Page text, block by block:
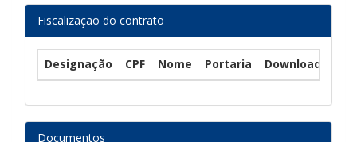
Fiscalização do contrato
Designação CPF Nome Portaria Download
Documentos